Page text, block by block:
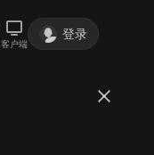
客户端
登录